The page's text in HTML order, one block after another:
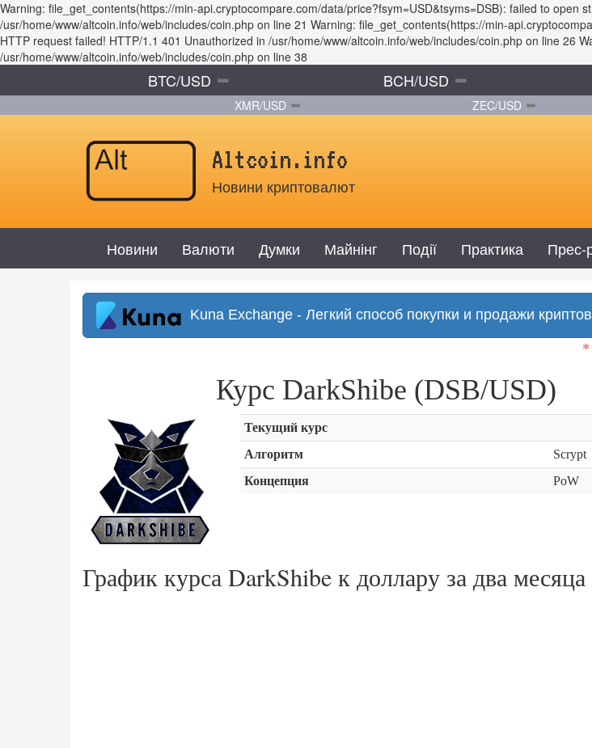
Warning: file_get_contents(https://min-api.cryptocompare.com/data/price?fsym=USD&tsyms=DSB): failed to open
/usr/home/www/altcoin.info/web/includes/coin.php on line 21 Warning: file_get_contents(https://min-
HTTP request failed! HTTP/1.1 401 Unauthorized in /usr/home/www/altcoin.info/web/includes/coin.php on line 26
/usr/home/www/altcoin.info/web/includes/coin.php on line 38
BTC/USD BCH/USD
XMR/USD ZEC/USD
Altcoin.info
Новини криптовалют
Новини Валюти Думки Майнінг Події Практика Прес-
Kuna Exchange - Легкий способ покупки и продажи
*
Курс DarkShibe (DSB/USD)
Текущий курс
Алгоритм
Scrypt
Концепция
PoW
График курса DarkShibe к доллару за два месяца